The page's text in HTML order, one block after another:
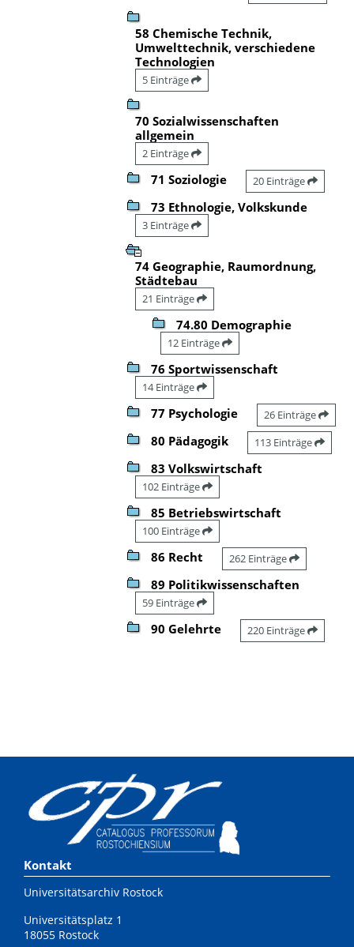
58 Chemische Technik,
Umwelttechnik, verschiedene
Technologien
5 Einträge
70 Sozialwissenschaften
allgemein
2 Einträge
71 Soziologie 20 Einträge
73 Ethnologie, Volkskunde
3 Einträge
74 Geographie, Raumordnung,
Städtebau
21 Einträge
74.80 Demographie
12 Einträge
76 Sportwissenschaft
14 Einträge
77 Psychologie 26 Einträge
80 Pädagogik 113 Einträge
83 Volkswirtschaft
102 Einträge
85 Betriebswirtschaft
100 Einträge
86 Recht 262 Einträge
89 Politikwissenschaften
59 Einträge
90 Gelehrte 220 Einträge
Kontakt
Universitätsarchiv Rostock
Universitätsplatz 1
18055 Rostock